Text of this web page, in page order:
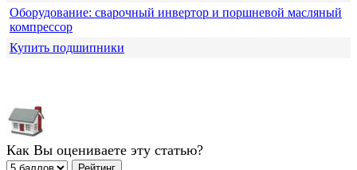
Оборудование: сварочный инвертор и поршневой масляный
компрессор
Купить подшипники
Как Вы оцениваете эту статью?